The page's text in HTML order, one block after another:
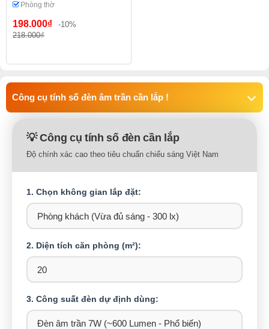
Phòng thờ
198.000₫
-10%
218.000₫
Công cụ tính số đèn âm trần cần lắp !
💡 Công cụ tính số đèn cần lắp
Độ chính xác cao theo tiêu chuẩn chiếu sáng Việt Nam
1. Chọn không gian lắp đặt:
2. Diện tích căn phòng (m²):
3. Công suất đèn dự định dùng: